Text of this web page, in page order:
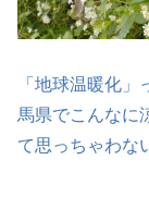
「地球温暖化
馬県でこんなに
て思っちゃわな